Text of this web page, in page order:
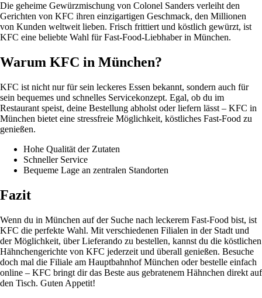
Die geheime Gewürzmischung von Colonel Sanders verleiht den
Gerichten von KFC ihren einzigartigen Geschmack, den Millionen
von Kunden weltweit lieben. Frisch frittiert und köstlich gewürzt, ist
KFC eine beliebte Wahl für Fast-Food-Liebhaber in München.
Warum KFC in München?
KFC ist nicht nur für sein leckeres Essen bekannt, sondern auch für
sein bequemes und schnelles Servicekonzept. Egal, ob du im
Restaurant speist, deine Bestellung abholst oder liefern lässt – KFC in
München bietet eine stressfreie Möglichkeit, köstliches Fast-Food zu
genießen.
Hohe Qualität der Zutaten
Schneller Service
Bequeme Lage an zentralen Standorten
Fazit
Wenn du in München auf der Suche nach leckerem Fast-Food bist, ist
KFC die perfekte Wahl. Mit verschiedenen Filialen in der Stadt und
der Möglichkeit, über Lieferando zu bestellen, kannst du die köstlichen
Hähnchengerichte von KFC jederzeit und überall genießen. Besuche
doch mal die Filiale am Hauptbahnhof München oder bestelle einfach
online – KFC bringt dir das Beste aus gebratenem Hähnchen direkt auf
den Tisch. Guten Appetit!